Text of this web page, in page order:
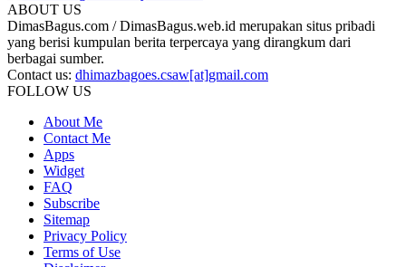
ABOUT US
DimasBagus.com / DimasBagus.web.id merupakan situs pribadi
yang berisi kumpulan berita terpercaya yang dirangkum dari
berbagai sumber.
Contact us: dhimazbagoes.csaw[at]gmail.com
FOLLOW US
About Me
Contact Me
Apps
Widget
FAQ
Subscribe
Sitemap
Privacy Policy
Terms of Use